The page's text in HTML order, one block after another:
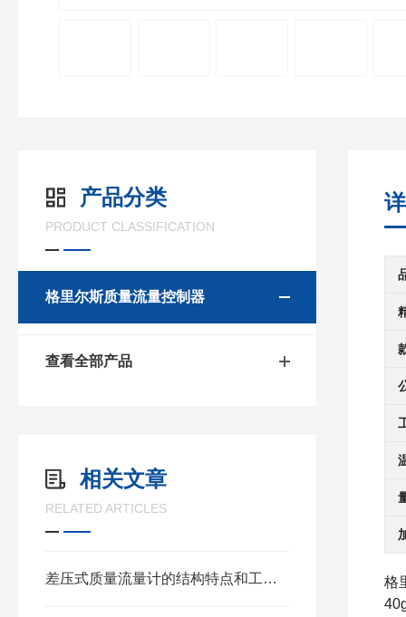
产品分类
PRODUCT CLASSIFICATION
格里尔斯质量流量控制器
查看全部产品
相关文章
RELATED ARTICLES
差压式质量流量计的结构特点和工作方式
格